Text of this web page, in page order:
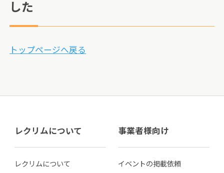
した
トップページへ戻る
レクリムについて
レクリムについて
事業者様向け
イベントの掲載依頼